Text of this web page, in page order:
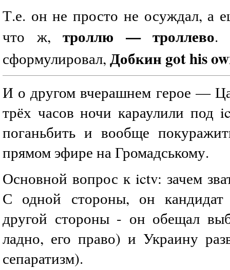
Т.е. он не просто не осуждал, а
что ж,троллю — троллево.
сформулировал, Добкин got his
И о другом вчерашнем герое —
трёх часов ночи караулили под
поганьбить и вообще
прямом эфире на Громадському.
Основной вопрос к ictv: зачем
С одной стороны, он
другой стороны - он обещал
ладно, его право) и Украину
сепаратизм).